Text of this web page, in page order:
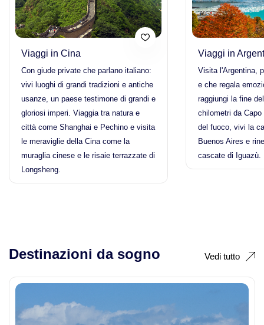
Viaggi in Sri Lanka
Viaggi in Tajikistan
Viaggi in Thailandia
Viaggi in Cambogia
Viaggi in Cina
Viaggi in Laos
Filippine
Giappone
Guatemala
India
Indonesia
Isole Cook
Kazakistan
Viaggi in Cina
Con giude private che parlano italiano:
vivi luoghi di grandi tradizioni e antiche
usanze, un paese testimone di grandi e
gloriosi imperi. Viaggia tra natura e
città come Shanghai e Pechino e visita
le meraviglie della Cina come la
muraglia cinese e le risaie terrazzate di
Longsheng.
Viaggi in
Visita l'Argentina,
e che regala
raggiungi la fine
chilometri da
del fuoco, vivi la
Buenos Aires e
cascate di Iguazù.
Destinazioni da sogno Vedi tutto